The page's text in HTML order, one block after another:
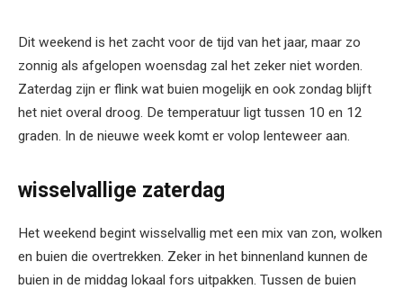
Dit weekend is het zacht voor de tijd van het jaar, maar zo
zonnig als afgelopen woensdag zal het zeker niet worden.
Zaterdag zijn er flink wat buien mogelijk en ook zondag blijft
het niet overal droog. De temperatuur ligt tussen 10 en 12
graden. In de nieuwe week komt er volop lenteweer aan.
wisselvallige zaterdag
Het weekend begint wisselvallig met een mix van zon, wolken
en buien die overtrekken. Zeker in het binnenland kunnen de
buien in de middag lokaal fors uitpakken. Tussen de buien